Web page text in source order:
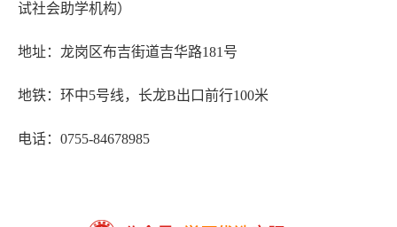
试社会助学机构）
地址：龙岗区布吉街道吉华路181号
地铁：环中5号线，长龙B出口前行100米
电话：0755-84678985